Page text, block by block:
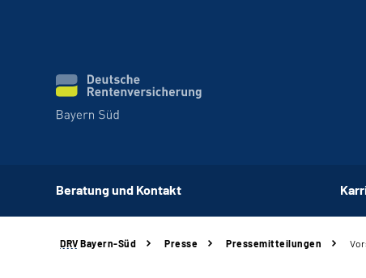
Beratung und Kontakt
DRV Bayern-Süd Presse Pressemitteilungen